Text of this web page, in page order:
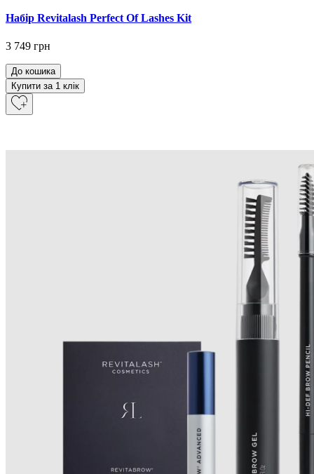
Набір Revitalash Perfect Of Lashes Kit
3 749 грн
До кошика
Купити за 1 клiк